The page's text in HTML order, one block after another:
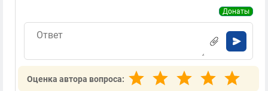
Донаты
Оценка автора вопроса: